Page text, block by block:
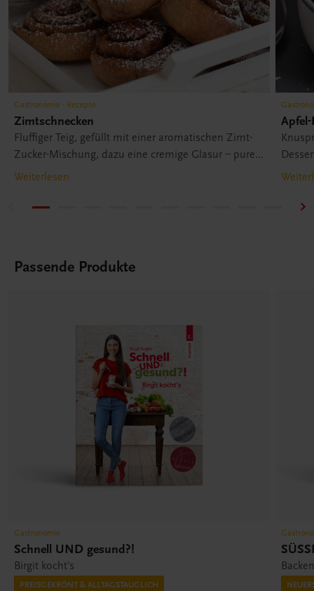
Gastronomie - Rezepte
Zimtschnecken
Fluffiger Teig, gefüllt mit einer aromatischen Zimt-
Zucker-Mischung, dazu eine cremige Glasur – pure
Gemütlichkeit auf dem Teller!
Weiterlesen
Passende Produkte
Gastronomie
Schnell UND gesund?!
Birgit kocht’s
PREISGEKRÖNT & ALLTAGSTAUGLICH